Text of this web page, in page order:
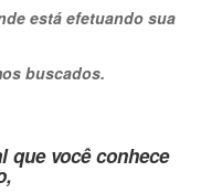
está efetuando sua
buscados.
que você conhece